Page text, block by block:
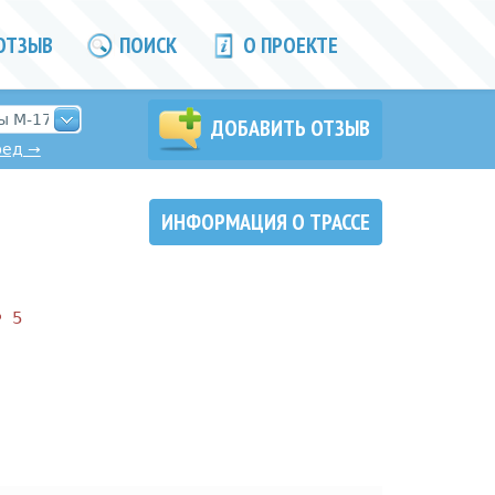
ПОИСК О ПРОЕКТЕ
→
ДОБАВИТЬ ОТЗЫВ
ИНФОРМАЦИЯ О ТРАССЕ
5